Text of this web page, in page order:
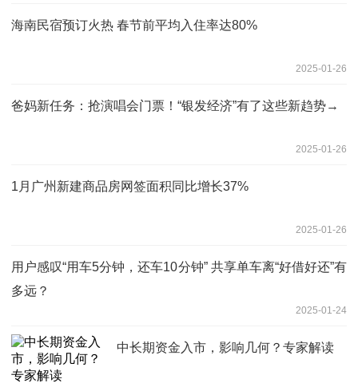
海南民宿预订火热 春节前平均入住率达80%
2025-01-26
爸妈新任务：抢演唱会门票！“银发经济”有了这些新趋势→
2025-01-26
1月广州新建商品房网签面积同比增长37%
2025-01-26
用户感叹“用车5分钟，还车10分钟” 共享单车离“好借好还”有
多远？
2025-01-24
中长期资金入市，影响几何？专家解读